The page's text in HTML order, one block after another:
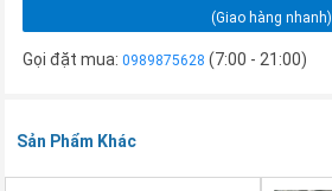
(Giao hàng nhanh)
Gọi đặt mua:0989875628 (7:00 - 21:00)
Sản Phẩm Khác